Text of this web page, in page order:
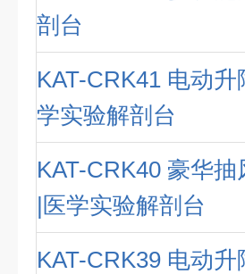
剖台
KAT-CRK41 电动
学实验解剖台
KAT-CRK40 豪华
|医学实验解剖台
KAT-CRK39 电动